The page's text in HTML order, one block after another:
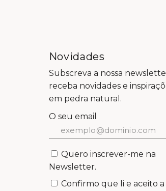
Novidades
Subscreva a nossa
receba novidades e
em pedra natural.
O seu email
Quero inscrever-me na
Newsletter.
Confirmo que li e aceito a